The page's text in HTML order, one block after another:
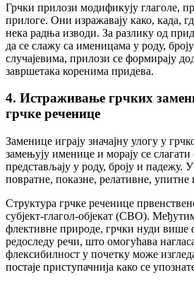
Грчки прилози модификују глаголе,
прилоге. Они изражавају како, када,
нека радња изводи. За разлику од
да се слажу са именицама у роду,
случајевима, прилози се формирају
завршетака коренима придева.
4. Истраживање грчких
грчке реченице
Заменице играју значајну улогу у
замењују именице и морају се
представљају у роду, броју и падежу.
повратне, показне, релативне, упитне
Структура грчке реченице
субјект-глагол-објекат (СВО).
флективне природе, грчки нуди више
редоследу речи, што омогућава
флексибилност у почетку може
постаје приступачнија како се